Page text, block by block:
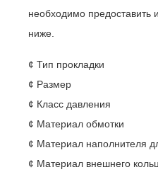
необходимо
ниже.
¢ Тип прокладки
¢ Размер
¢ Класс давления
¢ Материал обмотки
¢ Материал наполнителя
¢ Материал внешнего